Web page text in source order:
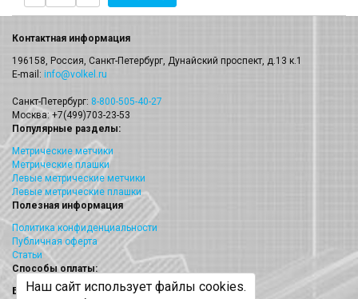
Контактная информация
196158, Россия, Санкт-Петербург, Дунайский проспект, д.13 к.1
E-mail: info@volkel.ru
Санкт-Петербург: 8-800-505-40-27
Москва: +7(499)703-23-53
Популярные разделы:
Метрические метчики
Метрические плашки
Левые метрические метчики
Левые метрические плашки
Полезная информация
Политика конфиденциальности
Публичная оферта
Статьи
Способы оплаты:
Безналичный платеж
Наш сайт использует файлы cookies.